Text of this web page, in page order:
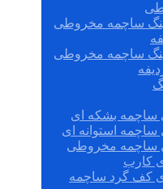
ساچمه مخروطی
ساچمه مخروطی
ساچمه بشکه ای
ساچمه استوانه ای
ساچمه مخروطی
کارب
کف گرد ساچمه